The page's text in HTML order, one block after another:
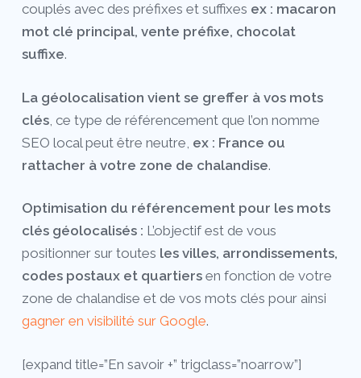
couplés avec des préfixes et suffixes ex : macaron
mot clé principal, vente préfixe, chocolat
suffixe.
La géolocalisation vient se greffer à vos mots
clés, ce type de référencement que l’on nomme
SEO local peut être neutre, ex : France ou
rattacher à votre zone de chalandise.
Optimisation du référencement pour les mots
clés géolocalisés : L’objectif est de vous
positionner sur toutes les villes, arrondissements,
codes postaux et quartiersen fonction de votre
zone de chalandise et de vos mots clés pour ainsi
gagner en visibilité sur Google.
[expand title=”En savoir +” trigclass=”noarrow”]